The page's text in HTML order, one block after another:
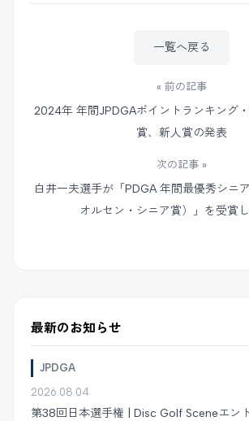
« 前の記事
2024年 年間JPDGAポイントランキング
賞、新人賞の発表
一覧へ戻る
次の記事 »
白井一夫選手が「PDGA 年間最優秀シニ
オルセン・シニア賞）」を受賞
最新のお知らせ
JPDGA
2026.08.04
第38回日本選手権 | Disc Golf Sceneエン